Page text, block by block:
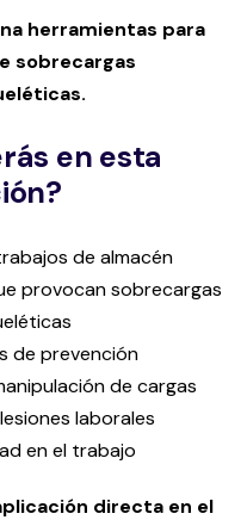
herramientas para
sobrecargas
en esta
de almacén
provocan sobrecargas
de prevención
de cargas
laborales
en el trabajo
directa en el